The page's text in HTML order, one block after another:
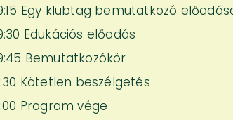
Egy klubtag bemutatkozó
Edukációs előadás
Bemutatkozókör
Kötetlen beszélgetés
Program vége